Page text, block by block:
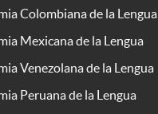
Colombiana de la Lengua
Mexicana de la Lengua
Venezolana de la Lengua
Peruana de la Lengua